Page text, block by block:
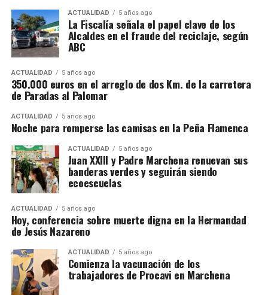
ACTUALIDAD 5 años ago
La Fiscalía señala el papel clave de los
Alcaldes en el fraude del reciclaje, según
ABC
ACTUALIDAD 5 años ago
350.000 euros en el arreglo de dos Km. de la carretera
de Paradas al Palomar
ACTUALIDAD 5 años ago
Noche para romperse las camisas en la Peña Flamenca
ACTUALIDAD 5 años ago
Juan XXIII y Padre Marchena renuevan sus
banderas verdes y seguirán siendo
ecoescuelas
ACTUALIDAD 5 años ago
Hoy, conferencia sobre muerte digna en la Hermandad
de Jesús Nazareno
ACTUALIDAD 5 años ago
Comienza la vacunación de los
trabajadores de Procavi en Marchena